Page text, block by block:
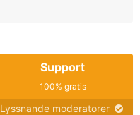
Support
100% gratis
Lyssnande moderatorer